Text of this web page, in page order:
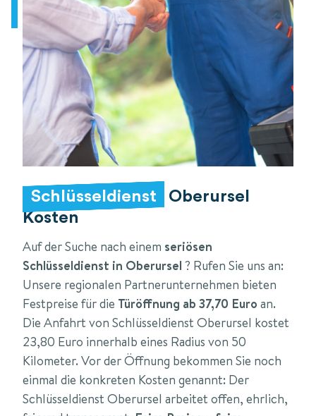
Schlüsseldienst
Oberursel
Kosten
Auf der Suche nach einem seriösen
Schlüsseldienst in Oberursel ? Rufen Sie uns an:
Unsere regionalen Partnerunternehmen bieten
Festpreise für die Türöffnung ab 37,70 Euro an.
Die Anfahrt von Schlüsseldienst Oberursel kostet
23,80 Euro innerhalb eines Radius von 50
Kilometer. Vor der Öffnung bekommen Sie noch
einmal die konkreten Kosten genannt: Der
Schlüsseldienst Oberursel arbeitet offen, ehrlich,